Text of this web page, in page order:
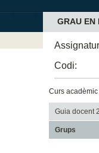
GRAU EN
Codi:
Curs
Guia docent
Grups